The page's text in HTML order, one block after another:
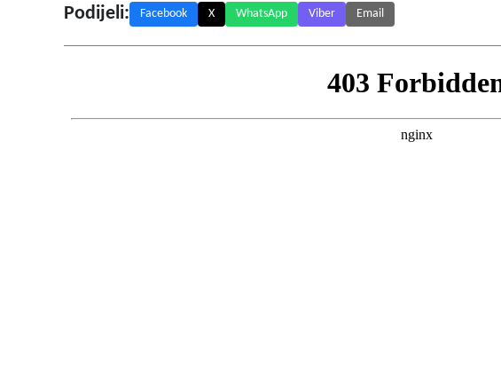
Podijeli: Facebook X WhatsApp Viber Email